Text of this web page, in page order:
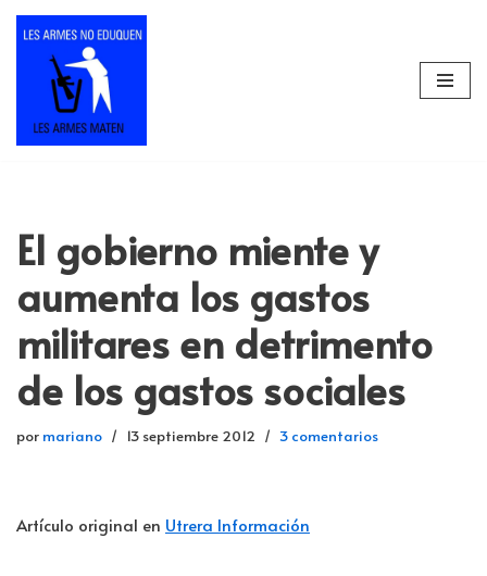
Saltar
contenido
El gobierno miente y
aumenta los gastos
militares en detrimento
de los gastos sociales
por mariano 13 septiembre 2012 3 comentarios
Artículo original en Utrera Información